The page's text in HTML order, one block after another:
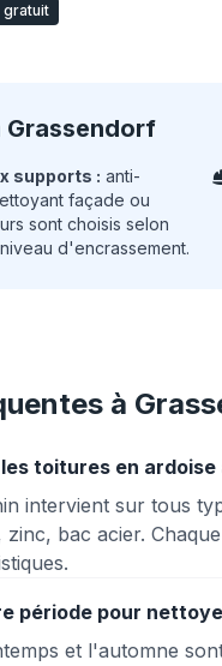
gratuit
Grassendorf
supports : anti-
façade ou
sont choisis selon
d'encrassement.
à
toitures en ardoise
intervient sur tous
bac acier.
période pour
et l'automne